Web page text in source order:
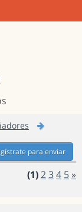
para enviar
(1)234 5 »